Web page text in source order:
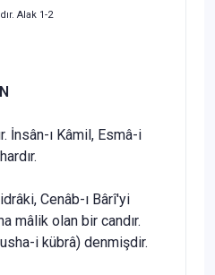
Alak 1-2
İnsân-ı Kâmil, Esmâ-i
Cenâb-ı Bârî'yi
mâlik olan bir candır.
i kübrâ) denmişdir.